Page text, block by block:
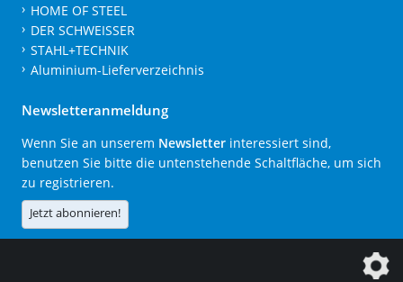
HOME OF STEEL
DER SCHWEISSER
STAHL+TECHNIK
Aluminium-Lieferverzeichnis
Newsletteranmeldung
Wenn Sie an unserem Newsletter interessiert sind,
benutzen Sie bitte die untenstehende Schaltfläche, um sich
zu registrieren.
Jetzt abonnieren!